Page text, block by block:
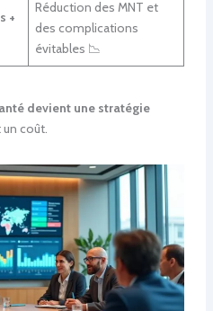
+
Réduction des MNT et
des complications
évitables 📉
devient une stratégie
coût.